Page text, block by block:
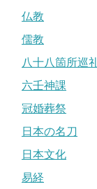
仏教
儒教
八十八箇所巡
六壬神課
冠婚葬祭
日本の名刀
日本文化
易経